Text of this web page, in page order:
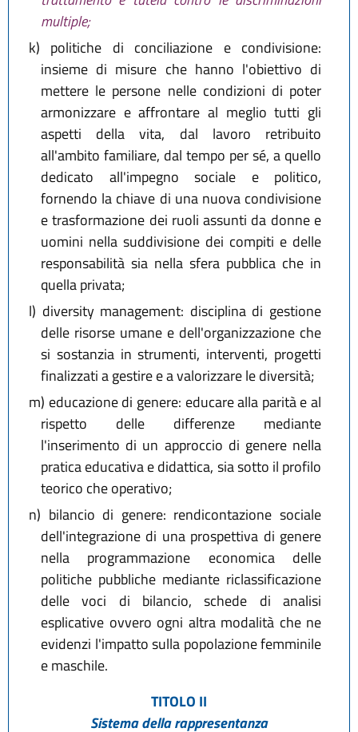
multiple;
k) politiche di conciliazione e condivisione:
insieme di misure che hanno l'obiettivo di
mettere le persone nelle condizioni di poter
armonizzare e affrontare al meglio tutti gli
aspetti della vita, dal lavoro retribuito
all'ambito familiare, dal tempo per sé, a quello
dedicato all'impegno sociale e politico,
fornendo la chiave di una nuova condivisione
e trasformazione dei ruoli assunti da donne e
uomini nella suddivisione dei compiti e delle
responsabilità sia nella sfera pubblica che in
quella privata;
l) diversity management: disciplina di gestione
delle risorse umane e dell'organizzazione che
si sostanzia in strumenti, interventi, progetti
finalizzati a gestire e a valorizzare le diversità;
m) educazione di genere: educare alla parità e al
rispetto delle differenze mediante
l'inserimento di un approccio di genere nella
pratica educativa e didattica, sia sotto il profilo
teorico che operativo;
n) bilancio di genere: rendicontazione sociale
dell'integrazione di una prospettiva di genere
nella programmazione economica delle
politiche pubbliche mediante riclassificazione
delle voci di bilancio, schede di analisi
esplicative ovvero ogni altra modalità che ne
evidenzi l'impatto sulla popolazione femminile
e maschile.
TITOLO II
Sistema della rappresentanza